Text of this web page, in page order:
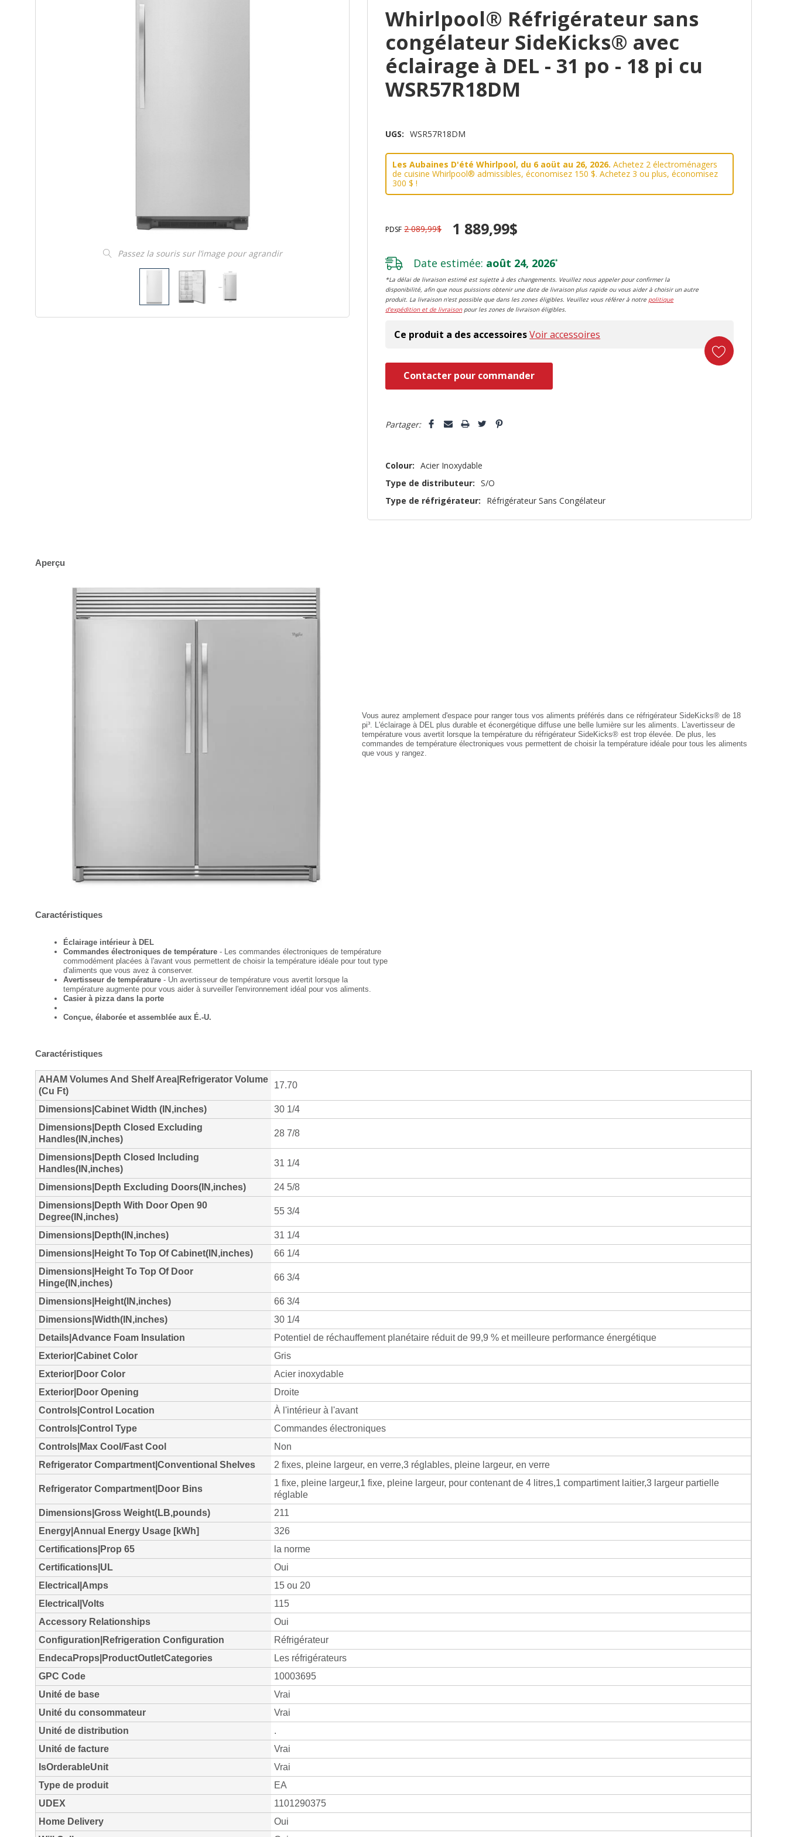
Passez la souris sur l’image pour agrandir
Whirlpool® Réfrigérateur sans
congélateur SideKicks® avec
éclairage à DEL - 31 po - 18 pi cu
WSR57R18DM
UGS: WSR57R18DM
Les Aubaines D'été Whirlpool, du 6 aoüt au 26, 2026. Achetez 2 électroménagers
de cuisine Whirlpool® admissibles, économisez 150 $. Achetez 3 ou plus, économisez
300 $ !
PDSF 2 089,99$ 1 889,99$
Date estimée: août 24, 2026*
*La délai de livraison estimé est sujette à des changements. Veuillez nous appeler pour confirmer la
disponibilité, afin que nous puissions obtenir une date de livraison plus rapide ou vous aider à choisir un autre
produit. La livraison n'est possible que dans les zones éligibles. Veuillez vous référer à notre politique
d'expédition et de livraisonpour les zones de livraison éligibles.
Ce produit a des accessoiresVoir accessoires
que
Contacter pour commander
Partager:
Colour: Acier Inoxydable
Type de distributeur: S/O
Type de réfrigérateur:
Réfrigérateur Sans Congélateur